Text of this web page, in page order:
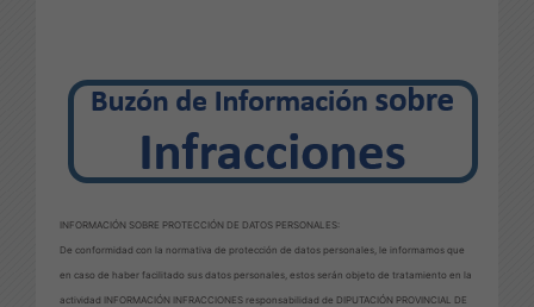
INFORMACIÓN SOBRE PROTECCIÓN DE DATOS PERSONALES:
De conformidad con la normativa de protección de datos personales, le informamos que
en caso de haber facilitado sus datos personales, estos serán objeto de tratamiento en la
actividad INFORMACIÓN INFRACCIONES responsabilidad de DIPUTACIÓN PROVINCIAL DE